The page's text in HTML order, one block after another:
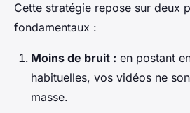
Cette stratégie repose sur deux
fondamentaux :
Moins de bruit : en postant
habituelles, vos vidéos ne
masse.